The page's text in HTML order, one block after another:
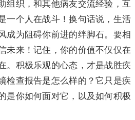
组织，和其他病友交流经验，互
一个人在战斗！换句话说，生活
成为阻碍你前进的绊脚石。要相
未来！记住，你的价值不仅仅在
。积极乐观的心态，才是战胜疾
检查报告是怎么样的？它只是疾
是你如何面对它，以及如何积极